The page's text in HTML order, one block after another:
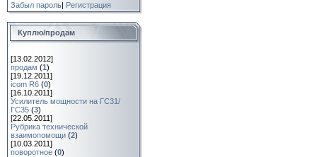
Забыл пароль| Регистрация
Куплю/продам
[13.02.2012]
продам (1)
[19.12.2011]
icom R6 (0)
[16.10.2011]
Усилитель мощности на ГС31/
ГС35 (3)
[22.05.2011]
Рубрика технической
взаимопомощи (2)
[10.03.2011]
поворотное (0)